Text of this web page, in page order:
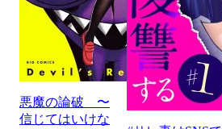
悪魔の論破 〜
信じてはいけな